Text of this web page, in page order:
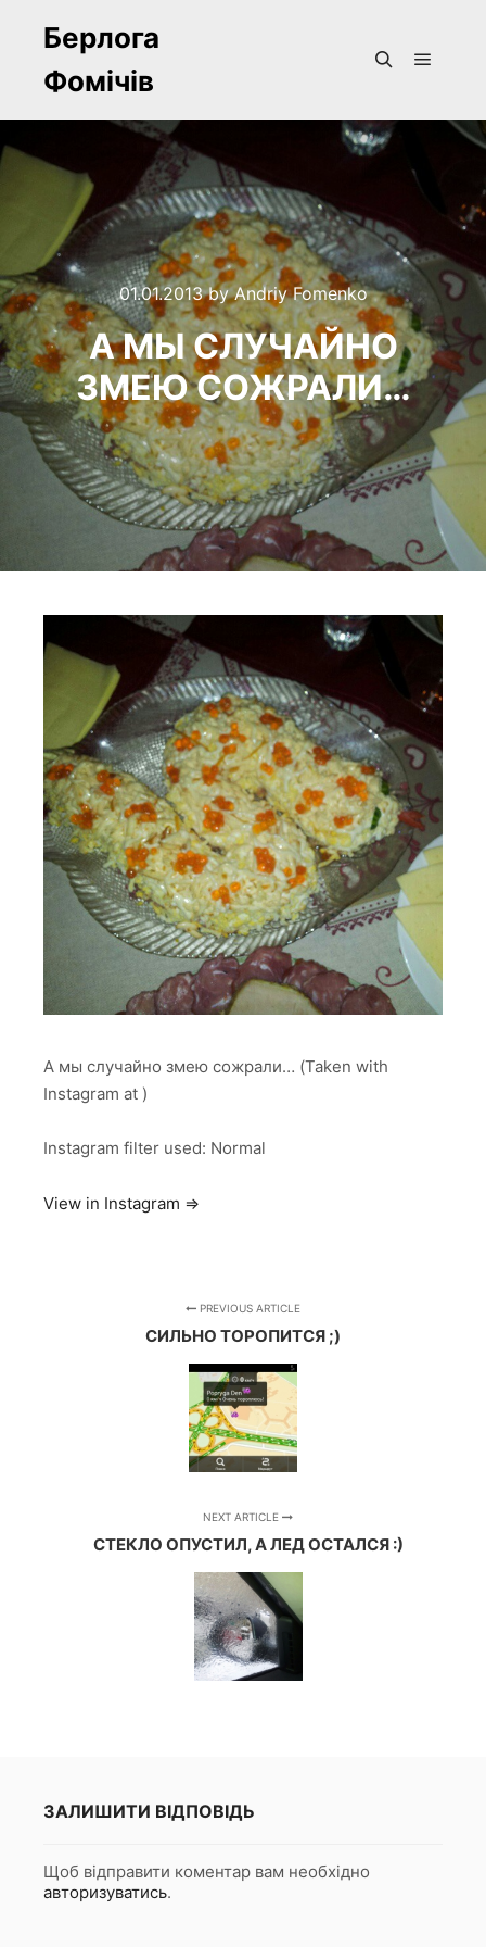
Берлога
Фомічів
01.01.2013byAndriy Fomenko
А МЫ СЛУЧАЙНО
ЗМЕЮ СОЖРАЛИ…
А мы случайно змею сожрали… (Taken with
Instagram at )
Instagram filter used: Normal
View in Instagram ⇒
PREVIOUS ARTICLE
СИЛЬНО ТОРОПИТСЯ ;)
NEXT ARTICLE
СТЕКЛО ОПУСТИЛ, А ЛЕД ОСТАЛСЯ :)
ЗАЛИШИТИ ВІДПОВІДЬ
Щоб відправити коментар вам необхідно
авторизуватись.